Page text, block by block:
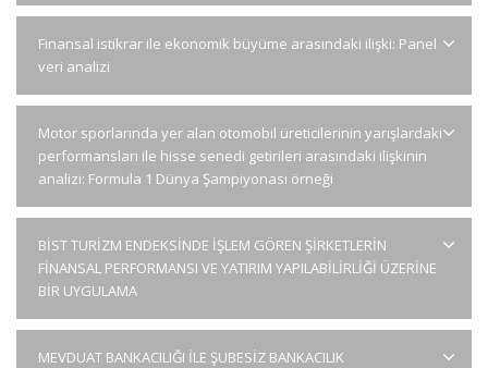
Finansal istikrar ile ekonomik büyüme arasındaki ilişki: Panel
veri analizi
Motor sporlarında yer alan otomobil üreticilerinin yarışlardaki
performansları ile hisse senedi getirileri arasındaki ilişkinin
analizi: Formula 1 Dünya Şampiyonası örneği
BİST TURİZM ENDEKSİNDE İŞLEM GÖREN ŞİRKETLERİN
FİNANSAL PERFORMANSI VE YATIRIM YAPILABİLİRLİĞİ ÜZERİNE
BİR UYGULAMA
MEVDUAT BANKACILIĞI İLE ŞUBESİZ BANKACILIK